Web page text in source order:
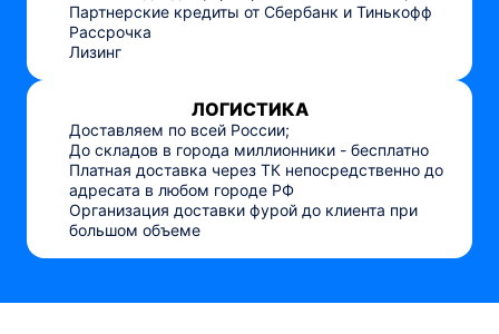
Партнерские кредиты от Сбербанк и Тинькофф
Рассрочка
Лизинг
ЛОГИСТИКА
Доставляем по всей России;
До складов в города миллионники - бесплатно
Платная доставка через ТК непосредственно до
адресата в любом городе РФ
Организация доставки фурой до клиента при
большом объеме